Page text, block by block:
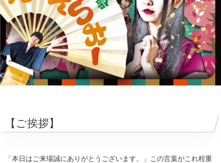
【ご挨拶】
「本日はご来場誠にありがとうございます。」この言葉がこれ程重